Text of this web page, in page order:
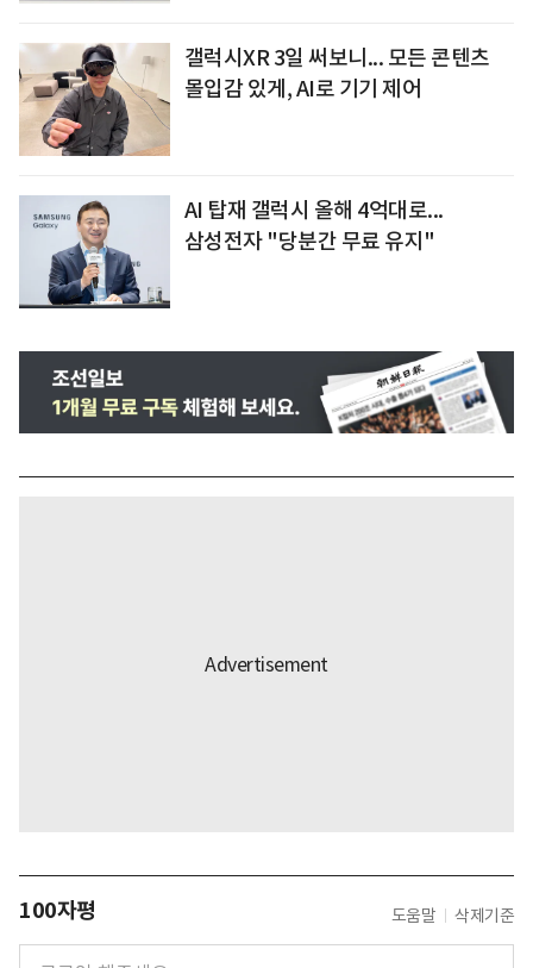
갤럭시XR 3일 써보니... 모든 콘텐츠
몰입감 있게, AI로 기기 제어
AI 탑재 갤럭시 올해 4억대로...
삼성전자 "당분간 무료 유지"
100자평 도움말 삭제기준